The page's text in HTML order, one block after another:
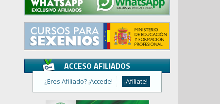
ACCESO AFILIADOS
¿Eres Afiliado? ¡Accede! ¡Afíliate!